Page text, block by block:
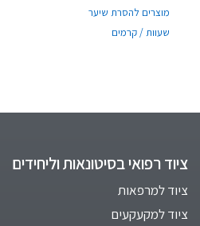
מוצרים להסרת שיער
שעוות / קרמים
ציוד רפואי בסיטונאות וליחידים
ציוד למרפאות
ציוד למקעקעים